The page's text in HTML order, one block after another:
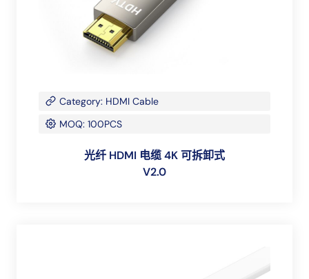
Category: HDMI Cable
MOQ: 100PCS
光纤 HDMI 电缆 4K 可拆卸式
V2.0